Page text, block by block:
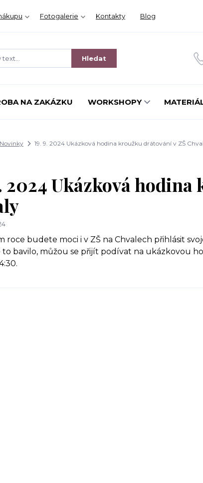
Fotogalerie Kontakty Blog
Hledat
NA ZAKÁZKU WORKSHOPY
Novinky 19. 9. 2024 Ukázková hodina kroužku drátování v ZŠ
2024 Ukázková
roce budete moci i v ZŠ na Chvalech přihlásit
to bavilo, můžou se přijít podívat na ukázkovou